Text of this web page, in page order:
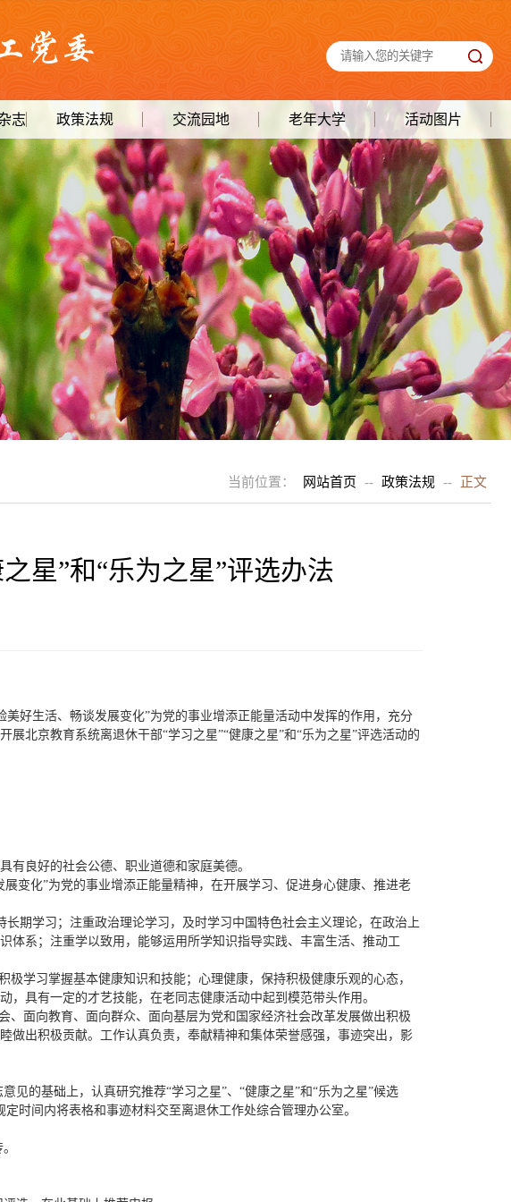
志 政策法规 交流园地 老年大学 活动图片
当前位置： 网站首页 -- 政策法规 -- 正文
星”和“乐为之星”评选办法
好生活、畅谈发展变化”为党的事业增添正能量活动中发挥的作用，充分
北京教育系统离退休干部“学习之星”“健康之星”和“乐为之星”评选活动的
有良好的社会公德、职业道德和家庭美德。
变化”为党的事业增添正能量精神，在开展学习、促进身心健康、推进老
期学习；注重政治理论学习，及时学习中国特色社会主义理论，在政治上
体系；注重学以致用，能够运用所学知识指导实践、丰富生活、推动工
学习掌握基本健康知识和技能；心理健康，保持积极健康乐观的心态，
具有一定的才艺技能，在老同志健康活动中起到模范带头作用。
面向教育、面向群众、面向基层为党和国家经济社会改革发展做出积极
做出积极贡献。工作认真负责，奉献精神和集体荣誉感强，事迹突出，影
的基础上，认真研究推荐“学习之星”、“健康之星”和“乐为之星”候选
时间内将表格和事迹材料交至离退休工作处综合管理办公室。